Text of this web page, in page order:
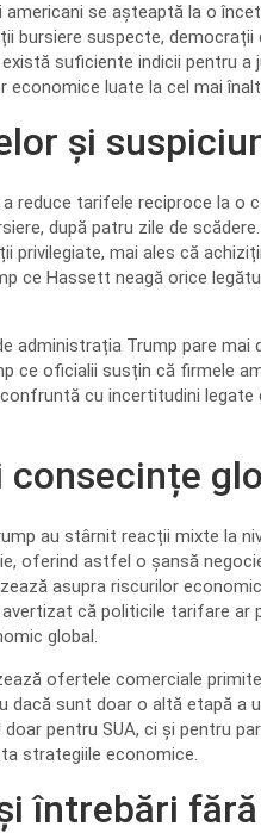
se așteaptă la o
bursiere suspecte,
suficiente indicii pentru a
luate la cel mai înalt
și
reduce tarifele reciproce la o
după patru zile de
privilegiate, mai ales că
ce Hassett neagă orice
administrația Trump pare mai
ce oficialii susțin că firmele
cu incertitudini
au stârnit reacții mixte la
oferind astfel o șansă
asupra riscurilor
că politicile tarifare ar
global.
ofertele comerciale
dacă sunt doar o altă etapă a
pentru SUA, ci și pentru
strategiile economice.
întrebări